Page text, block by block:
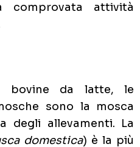
comprovata attività
bovine da latte, le
sono la mosca
degli allevamenti. La
domestica) è la più